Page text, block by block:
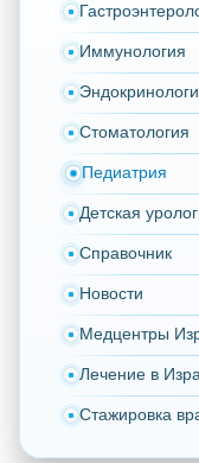
Иммунология
Стоматология
Педиатрия
Детская
Справочник
Новости
Медцентры
Лечение в
Стажировка